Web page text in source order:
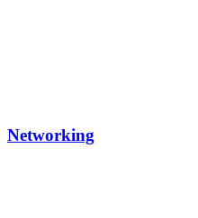
Networking